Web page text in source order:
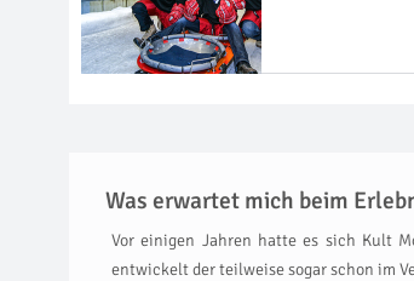
Was erwartet mich beim
Vor einigen Jahren hatte es sich Kult
entwickelt der teilweise sogar schon im